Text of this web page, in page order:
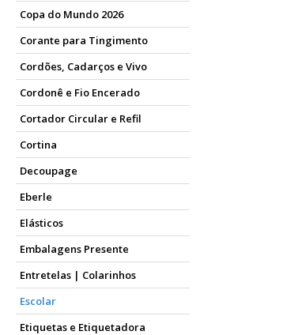
Copa do Mundo 2026
Corante para Tingimento
Cordões, Cadarços e Vivo
Cordonê e Fio Encerado
Cortador Circular e Refil
Cortina
Decoupage
Eberle
Elásticos
Embalagens Presente
Entretelas | Colarinhos
Escolar
Etiquetas e Etiquetadora